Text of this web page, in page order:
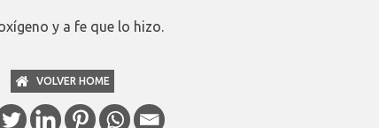
y a fe que lo hizo.
VOLVER HOME